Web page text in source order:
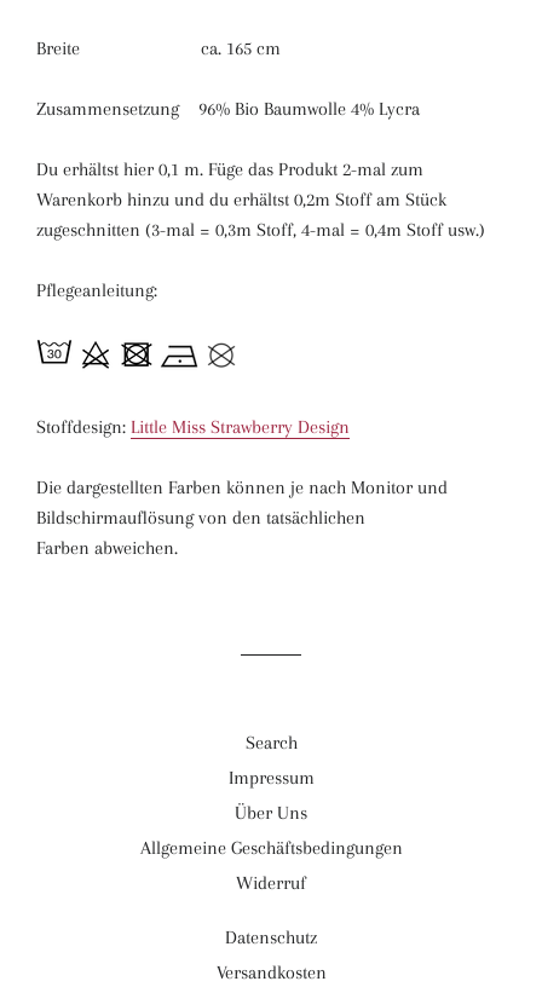
Breite ca. 165 cm
Zusammensetzung 96% Bio Baumwolle 4% Lycra
Du erhältst hier 0,1 m. Füge das Produkt 2-mal zum
Warenkorb hinzu und du erhältst 0,2m Stoff am Stück
zugeschnitten (3-mal = 0,3m Stoff, 4-mal = 0,4m Stoff usw.)
Pflegeanleitung:
Stoffdesign: Little Miss Strawberry Design
Die dargestellten Farben können je nach Monitor und
Bildschirmauflösung von den tatsächlichen
Farben abweichen.
Search
Impressum
Über Uns
Allgemeine Geschäftsbedingungen
Widerruf
Datenschutz
Versandkosten